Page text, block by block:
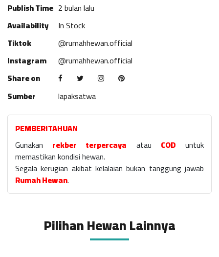
Publish Time 2 bulan lalu
Availability
In Stock
Tiktok
@rumahhewan.official
Instagram
@rumahhewan.official
Share on
Sumber
lapaksatwa
PEMBERITAHUAN
Gunakan rekber terpercaya atau COD untuk
memastikan kondisi hewan.
Segala kerugian akibat kelalaian bukan tanggung jawab
Rumah Hewan.
Pilihan Hewan Lainnya